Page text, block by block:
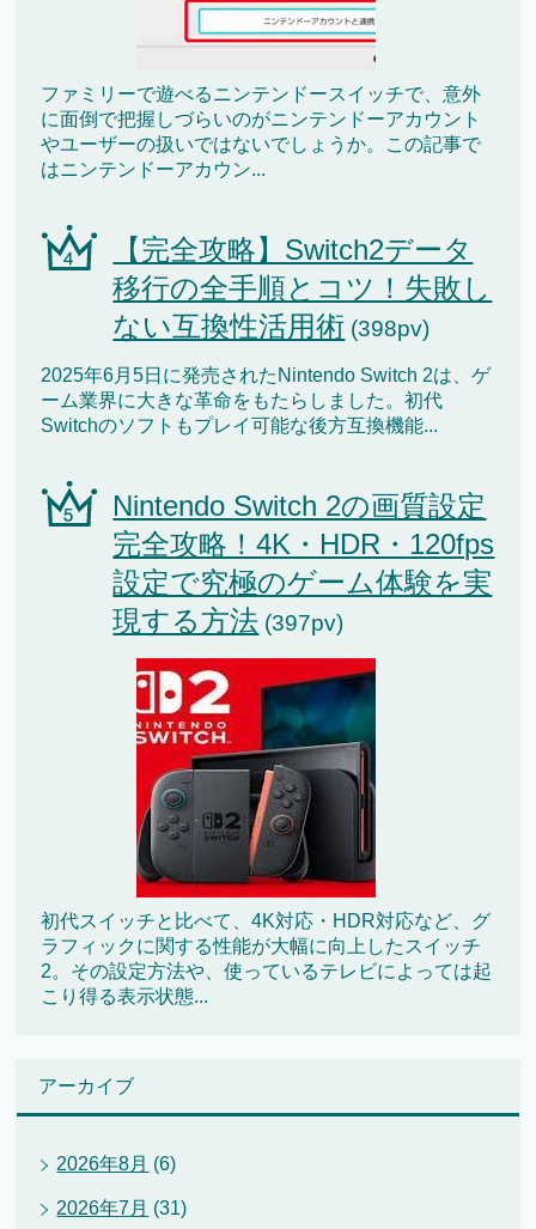
ファミリーで遊べるニンテンドースイッチで、意外
に面倒で把握しづらいのがニンテンドーアカウント
やユーザーの扱いではないでしょうか。この記事で
はニンテンドーアカウン...
【完全攻略】Switch2データ
移行の全手順とコツ！失敗し
ない互換性活用術 (398pv)
2025年6月5日に発売されたNintendo Switch 2は、ゲ
ーム業界に大きな革命をもたらしました。初代
Switchのソフトもプレイ可能な後方互換機能...
Nintendo Switch 2の画質設定
完全攻略！4K・HDR・120fps
設定で究極のゲーム体験を実
現する方法 (397pv)
初代スイッチと比べて、4K対応・HDR対応など、グ
ラフィックに関する性能が大幅に向上したスイッチ
2。その設定方法や、使っているテレビによっては起
こり得る表示状態...
アーカイブ
2026年8月 (6)
2026年7月 (31)